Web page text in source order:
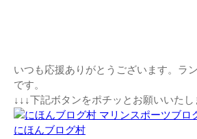
いつも応援ありがとうございます。ラ
です。
↓↓↓下記ボタンをポチッとお願いいたし
にほんブログ村